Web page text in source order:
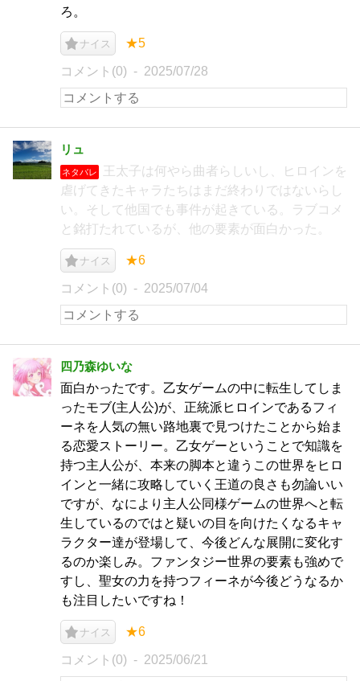
ろ。
ナイス ★5
コメント(0) 2025/07/28
リュ
ネタバレ
王太子は何やら曲者らしいし、ヒロインを
虐げてきたキャラたちはまだ終わりではないらし
い。そして他国でも事件が起きている。ラブコメ
と銘打たれているが、他の要素が面白かった。
ナイス ★6
コメント(0) 2025/07/04
四乃森ゆいな
面白かったです。乙女ゲームの中に転生してしま
ったモブ(主人公)が、正統派ヒロインであるフィ
ーネを人気の無い路地裏で見つけたことから始ま
る恋愛ストーリー。乙女ゲーということで知識を
持つ主人公が、本来の脚本と違うこの世界をヒロ
インと一緒に攻略していく王道の良さも勿論いい
ですが、なにより主人公同様ゲームの世界へと転
生しているのではと疑いの目を向けたくなるキャ
ラクター達が登場して、今後どんな展開に変化す
るのか楽しみ。ファンタジー世界の要素も強めで
すし、聖女の力を持つフィーネが今後どうなるか
も注目したいですね！
ナイス ★6
コメント(0) 2025/06/21